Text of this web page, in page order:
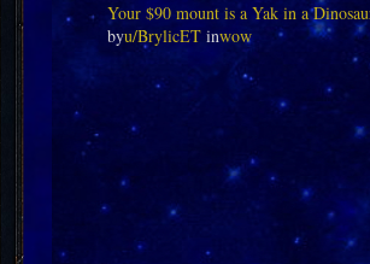
Your $90 mount is a Yak in a
byu/BrylicETinwow